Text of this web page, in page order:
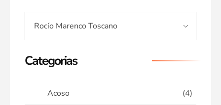
Categorias
Acoso (4)